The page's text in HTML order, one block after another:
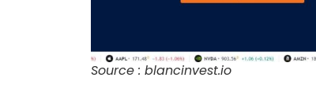
Source : blancinvest.io